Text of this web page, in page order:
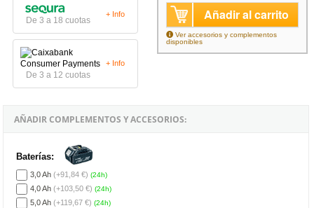
De 3 a 18 cuotas
+ Info
De 3 a 12 cuotas
+ Info
Añadir al carrito
Ver accesorios y complementos
disponibles
AÑADIR COMPLEMENTOS Y ACCESORIOS:
Baterías:
3,0 Ah (+91,84 €) (24h)
4,0 Ah (+103,50 €) (24h)
5,0 Ah (+119,67 €) (24h)